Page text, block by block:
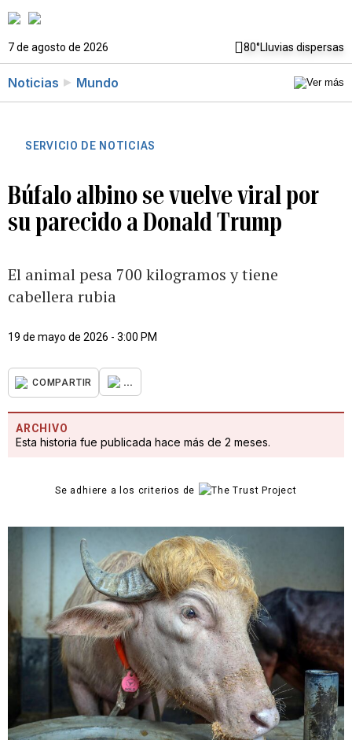
7 de agosto de 2026 80°Lluvias dispersas
Noticias Mundo
SERVICIO DE NOTICIAS
Búfalo albino se vuelve viral por
su parecido a Donald Trump
El animal pesa 700 kilogramos y tiene
cabellera rubia
19 de mayo de 2026 - 3:00 PM
COMPARTIR ...
ARCHIVO
Esta historia fue publicada hace más de 2 meses.
Se adhiere a los criterios de